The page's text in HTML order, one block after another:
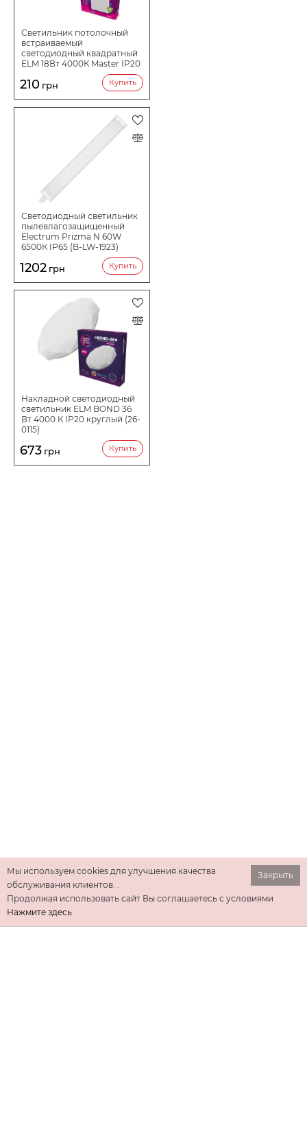
Светильник потолочный
встраиваемый
светодиодный квадратный
ELM 18Вт 4000К Master IP20
210 грн Купить
Светодиодный светильник
пылевлагозащищенный
Electrum Prizma N 60W
6500К IP65 (B-LW-1923)
1202 грн Купить
Накладной светодиодный
светильник ELM BOND 36
Вт 4000 К IP20 круглый (26-
0115)
673 грн Купить
Закрыть
Мы используем cookies для улучшения качества
обслуживания клиентов. .
Продолжая использовать сайт Вы соглашаетесь с условиями
Нажмите здесь